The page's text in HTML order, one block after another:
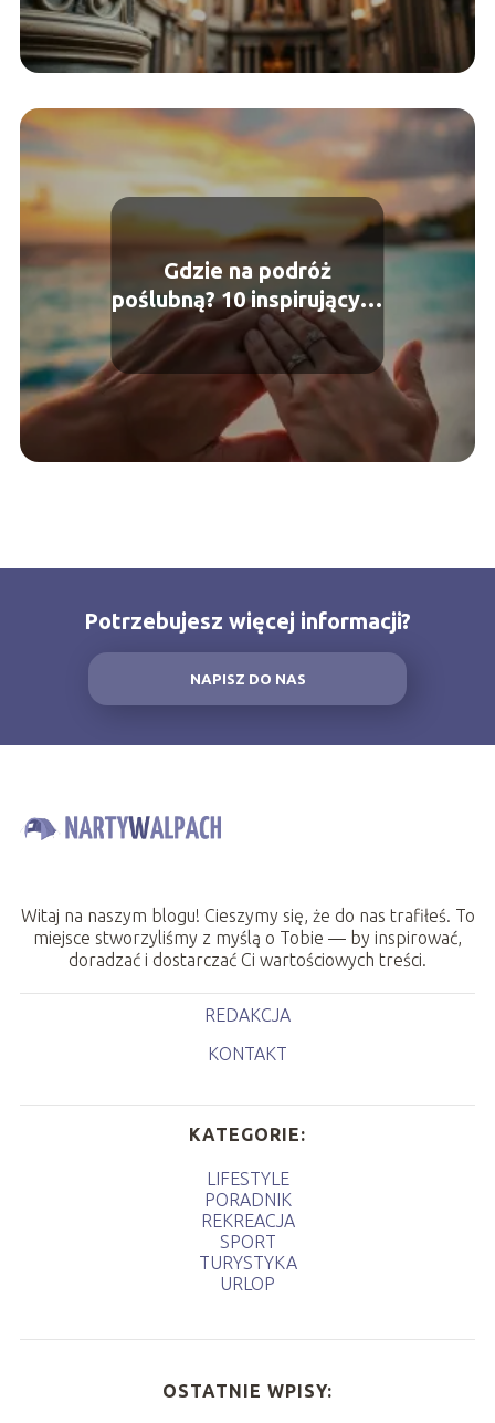
Gdzie na podróż
poślubną? 10 inspirujących
miejsc na miesiąc
miodowy
Potrzebujesz więcej informacji?
NAPISZ DO NAS
Witaj na naszym blogu! Cieszymy się, że do nas trafiłeś. To
miejsce stworzyliśmy z myślą o Tobie — by inspirować,
doradzać i dostarczać Ci wartościowych treści.
REDAKCJA
KONTAKT
KATEGORIE:
LIFESTYLE
PORADNIK
REKREACJA
SPORT
TURYSTYKA
URLOP
OSTATNIE WPISY: